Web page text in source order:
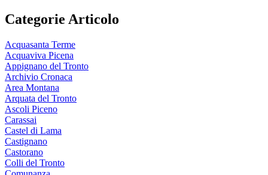
Categorie Articolo
Acquasanta Terme
Acquaviva Picena
Appignano del Tronto
Archivio Cronaca
Area Montana
Arquata del Tronto
Ascoli Piceno
Carassai
Castel di Lama
Castignano
Castorano
Colli del Tronto